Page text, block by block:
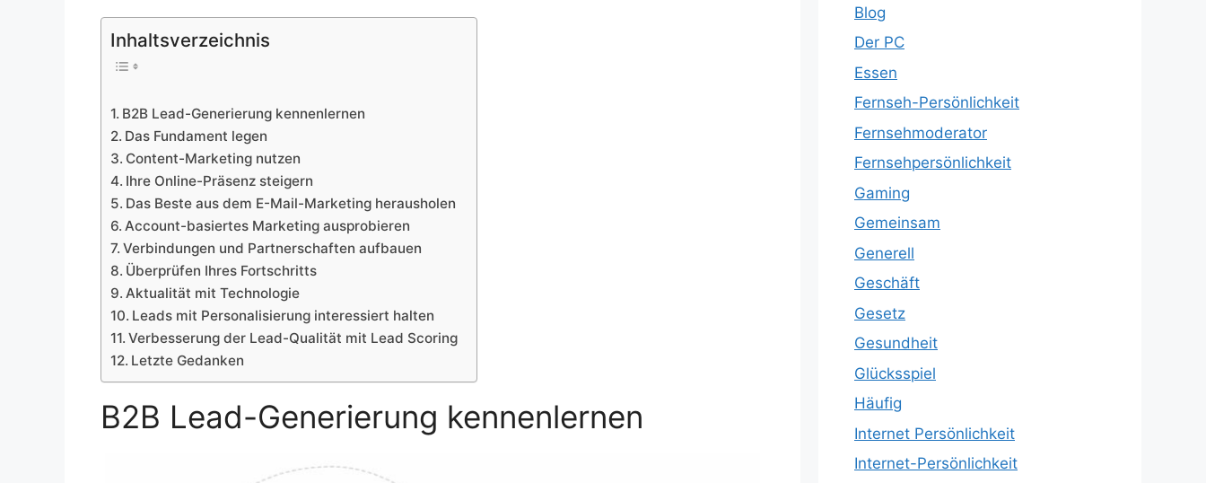
Inhaltsverzeichnis
B2B Lead-Generierung kennenlernen
Das Fundament legen
Content-Marketing nutzen
Ihre Online-Präsenz steigern
Das Beste aus dem E-Mail-Marketing herausholen
Account-basiertes Marketing ausprobieren
Verbindungen und Partnerschaften aufbauen
Überprüfen Ihres Fortschritts
Aktualität mit Technologie
Leads mit Personalisierung interessiert halten
Verbesserung der Lead-Qualität mit Lead Scoring
Letzte Gedanken
B2B Lead-Generierung kennenlernen
Blog
Der PC
Essen
Fernseh-Persönlichkeit
Fernsehmoderator
Fernsehpersönlichkeit
Gaming
Gemeinsam
Generell
Geschäft
Gesetz
Gesundheit
Glücksspiel
Häufig
Internet Persönlichkeit
Internet-Persönlichkeit